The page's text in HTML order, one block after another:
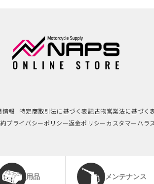
情報 特定商取引法に基づく表記古物営業法に基づく
プライバシーポリシー返金ポリシーカスタマーハラ
用品 メンテナンス